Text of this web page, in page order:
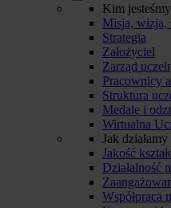
Kim jesteśmy
Misja, wizja,
Strategia
Założyciel
Zarząd
Pracownicy
Struktura
Medale i
Wirtualna
Jak działamy
Jakość
Działalność
Współpraca